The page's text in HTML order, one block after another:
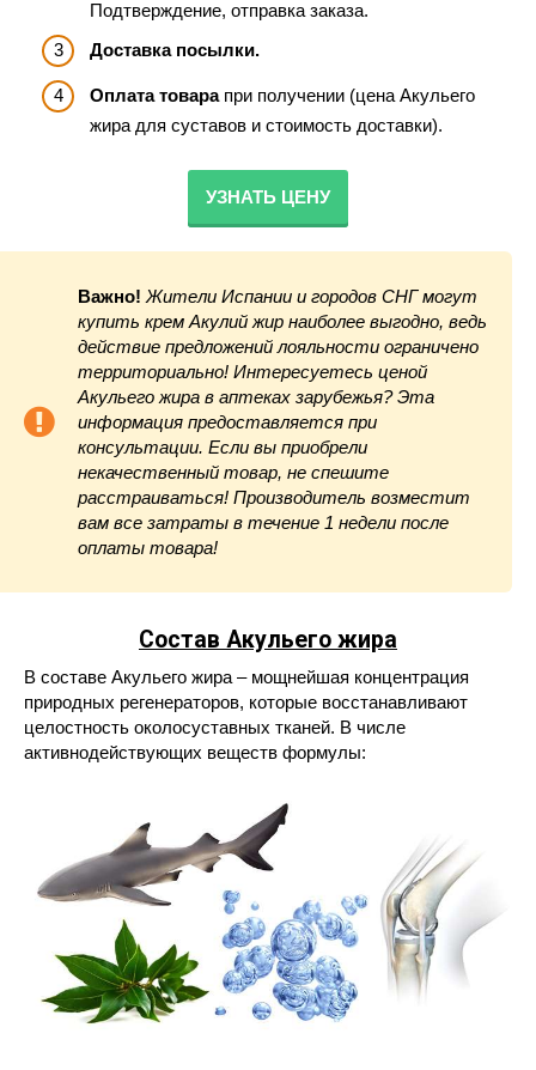
Подтверждение, отправка заказа.
Доставка посылки.
Оплата товарапри получении (цена Акульего
жира для суставов и стоимость доставки).
УЗНАТЬ ЦЕНУ
Важно! Жители Испании и городов СНГ могут
купить крем Акулий жир наиболее выгодно, ведь
действие предложений лояльности ограничено
территориально! Интересуетесь ценой
Акульего жира в аптеках зарубежья? Эта
информация предоставляется при
консультации. Если вы приобрели
некачественный товар, не спешите
расстраиваться! Производитель возместит
вам все затраты в течение 1 недели после
оплаты товара!
Состав Акульего жира
В составе Акульего жира – мощнейшая концентрация
природных регенераторов, которые восстанавливают
целостность околосуставных тканей. В числе
активнодействующих веществ формулы: